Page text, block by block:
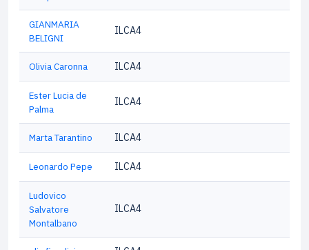
GIANMARIA
BELIGNI
ILCA4
Olivia Caronna ILCA4
Ester Lucia de
Palma
ILCA4
Marta Tarantino ILCA4
Leonardo Pepe ILCA4
Ludovico
Salvatore
Montalbano
ILCA4